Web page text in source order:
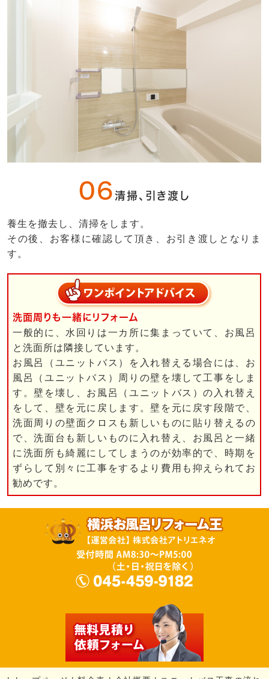
06 清掃、引き渡し
養生を撤去し、清掃をします。
その後、お客様に確認して頂き、お引き渡しとなりま
す。
洗面周りも一緒にリフォーム
一般的に、水回りは一カ所に集まっていて、お風呂
と洗面所は隣接しています。
お風呂（ユニットバス）を入れ替える場合には、お
風呂（ユニットバス）周りの壁を壊して工事をしま
す。壁を壊し、お風呂（ユニットバス）の入れ替え
をして、壁を元に戻します。壁を元に戻す段階で、
洗面周りの壁面クロスも新しいものに貼り替えるの
で、洗面台も新しいものに入れ替え、お風呂と一緒
に洗面所も綺麗にしてしまうのが効率的で、時期を
ずらして別々に工事をするより費用も抑えられてお
勧めです。